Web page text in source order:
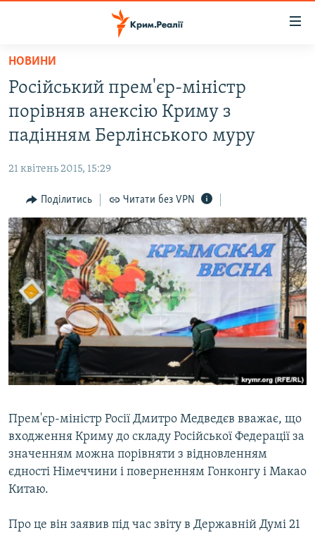
Перейти
основного
матеріалу
Перейти
до
основної
Перейти
до
пошуку
ВІДЕО ТА ФОТО
БЛОГИ
ПОГЛЯД
ІНТЕРВ'Ю
ВСЕ ЗА ДЕНЬ
СПЕЦПРОЕКТИ
ДЕПОРТАЦІЯ
ВІДЕОУРОКИ «ELIFBE»
СВІДЧЕННЯ ОКУПАЦІЇ
УКРАЇНСЬКА ПРОБЛЕМА КРИМУ
ЯК ОБІЙТИ БЛОКУВАННЯ
Русский
Qırımtatar
Усі сайти RFE/RL
НОВИНИ
Російський прем'єр-міністр
порівняв анексію Криму з
падінням Берлінського муру
21 квітень 2015, 15:29
Поділитись Читати без VPN
Прем'єр-міністр Росії Дмитро Медведєв вважає, що
входження Криму до складу Російської Федерації за
значенням можна порівняти з відновленням
єдності Німеччини і поверненням Гонконгу і Макао
Китаю.
Про це він заявив під час звіту в Державній Думі 21